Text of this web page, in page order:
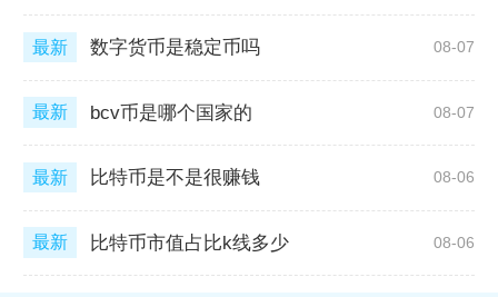
最新 数字货币是稳定币吗 08-07
最新 bcv币是哪个国家的 08-07
最新 比特币是不是很赚钱 08-06
最新 比特币市值占比k线多少 08-06